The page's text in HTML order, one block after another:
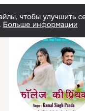
чтобы улучшить
Больше информации